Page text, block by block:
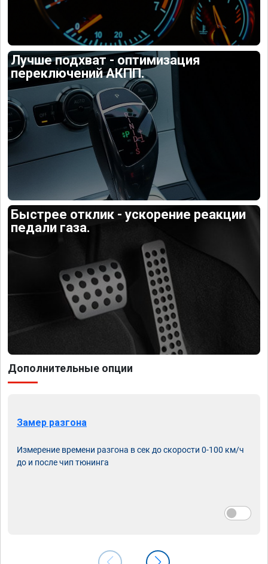
Лучше подхват - оптимизация
переключений АКПП.
Быстрее отклик - ускорение реакции
педали газа.
Дополнительные опции
Замер разгона
Измерение времени разгона в сек до скорости 0-100 км/ч
до и после чип тюнинга